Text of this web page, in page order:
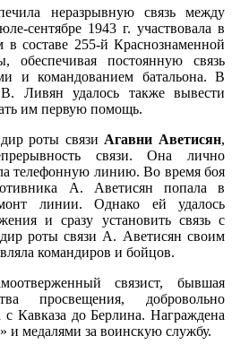
неразрывную связь между
сентябре 1943 г. участвовала в
составе 255-й Краснознаменной
обеспечивая постоянную связь
и командованием батальона. В
Ливян удалось также вывести
им первую помощь.
роты связи Агавни Аветисян,
связи. Она лично
телефонную линию. Во время боя
А. Аветисян попала в
линии. Однако ей удалось
и сразу установить связь с
роты связи А. Аветисян своим
командиров и бойцов.
связист, бывшая
просвещения, добровольно
Кавказа до Берлина. Награждена
и медалями за воинскую службу.